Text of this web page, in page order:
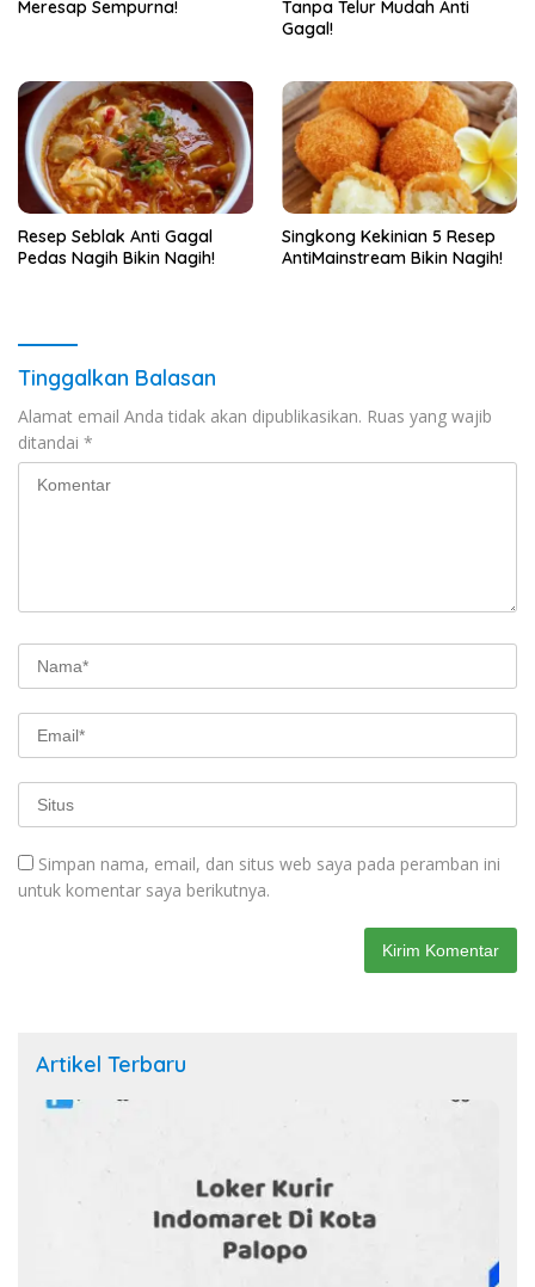
Meresap Sempurna!
Tanpa Telur Mudah Anti
Gagal!
Resep Seblak Anti Gagal
Pedas Nagih Bikin Nagih!
Singkong Kekinian 5 Resep
AntiMainstream Bikin Nagih!
Tinggalkan Balasan
Alamat email Anda tidak akan dipublikasikan. Ruas yang wajib
ditandai *
Simpan nama, email, dan situs web saya pada peramban ini
untuk komentar saya berikutnya.
Artikel Terbaru